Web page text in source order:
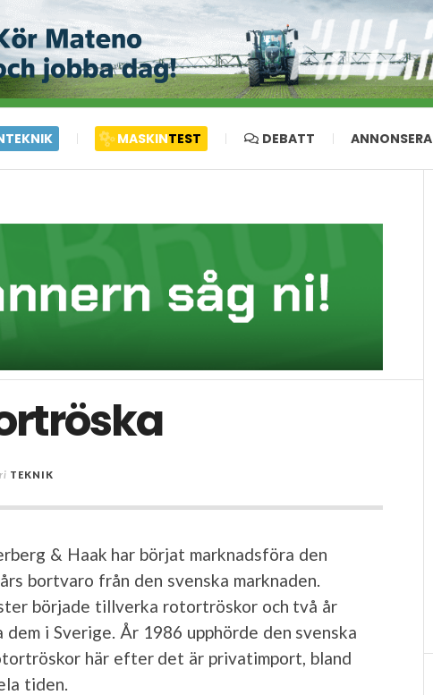
MASKINTEST DEBATT ANNONSERA
TEKNIK
& Haak har börjat marknadsföra den
bortvaro från den svenska marknaden.
började tillverka rotortröskor och två år
i Sverige. År 1986 upphörde den svenska
här efter det är privatimport, bland
tiden.